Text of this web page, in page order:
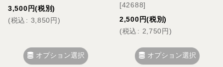
3,500 円(税別)
(税込 : 3,850円)
オプション選択
[42688]
2,500 円(税別)
(税込 : 2,750円)
オプション選択